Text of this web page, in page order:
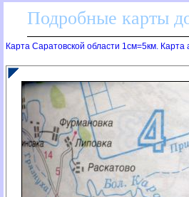
Подробные карты
Карта Саратовской области 1см=5км.